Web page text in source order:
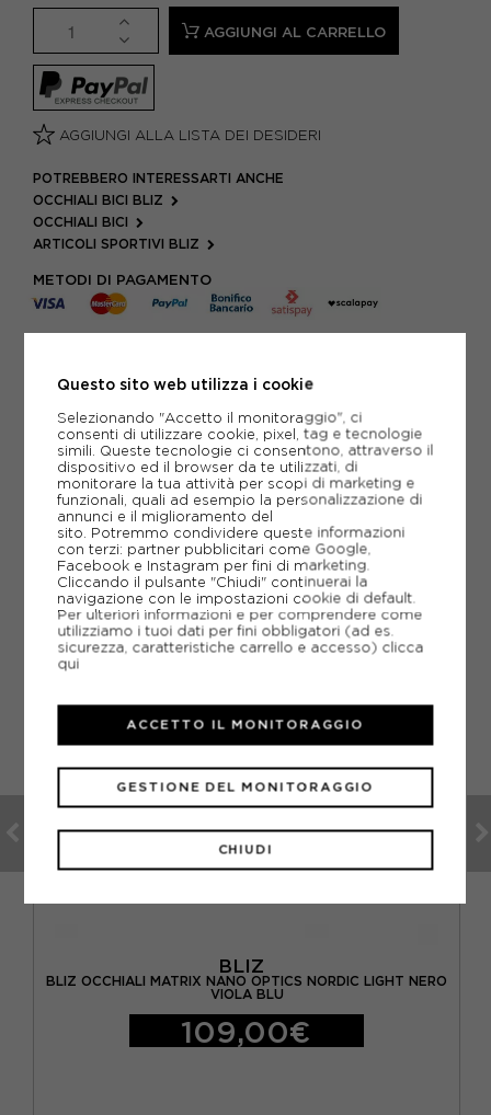
AGGIUNGI AL CARRELLO
AGGIUNGI ALLA LISTA DEI DESIDERI
POTREBBERO INTERESSARTI ANCHE
OCCHIALI BICI BLIZ
OCCHIALI BICI
ARTICOLI SPORTIVI BLIZ
METODI DI PAGAMENTO
SCHEDA TECNICA
GUIDA ALLE TAGLIE
CONSIGLIATI DA NOI
BLIZ
BLIZ OCCHIALI MATRIX NANO OPTICS NORDIC LIGHT NERO
VIOLA BLU
109,00€
Questo sito web utilizza i cookie
Selezionando "Accetto il monitoraggio", ci
consenti di utilizzare cookie, pixel, tag e tecnologie
simili. Queste tecnologie ci consentono, attraverso il
dispositivo ed il browser da te utilizzati, di
monitorare la tua attività per scopi di marketing e
funzionali, quali ad esempio la personalizzazione di
annunci e il miglioramento del
sito. Potremmo condividere queste informazioni
con terzi: partner pubblicitari come Google,
Facebook e Instagram per fini di marketing.
Cliccando il pulsante "Chiudi" continuerai la
navigazione con le impostazioni cookie di default.
Per ulteriori informazioni e per comprendere come
utilizziamo i tuoi dati per fini obbligatori (ad es.
sicurezza, caratteristiche carrello e accesso) clicca
qui
CHIUDI
GESTIONE DEL MONITORAGGIO
ACCETTO IL MONITORAGGIO